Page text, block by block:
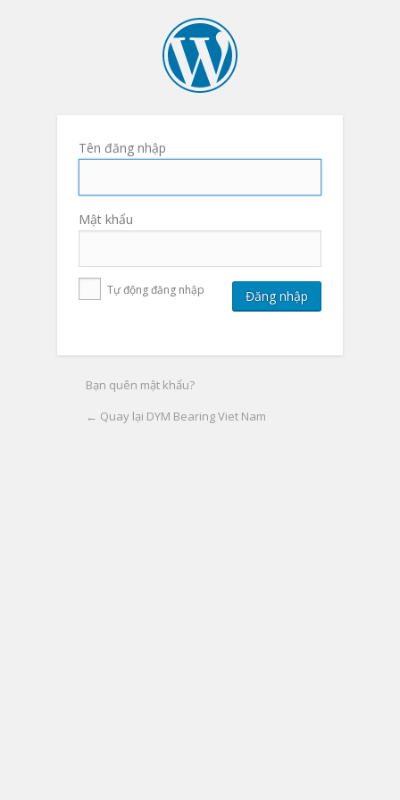
Tên đăng nhập
Mật khẩu
Tự động đăng nhập
Bạn quên mật khẩu?
← Quay lại DYM Bearing Viet Nam